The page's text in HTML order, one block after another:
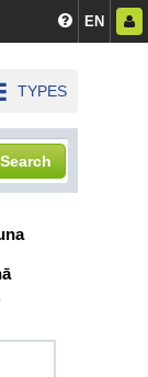
EN
TYPES
Search